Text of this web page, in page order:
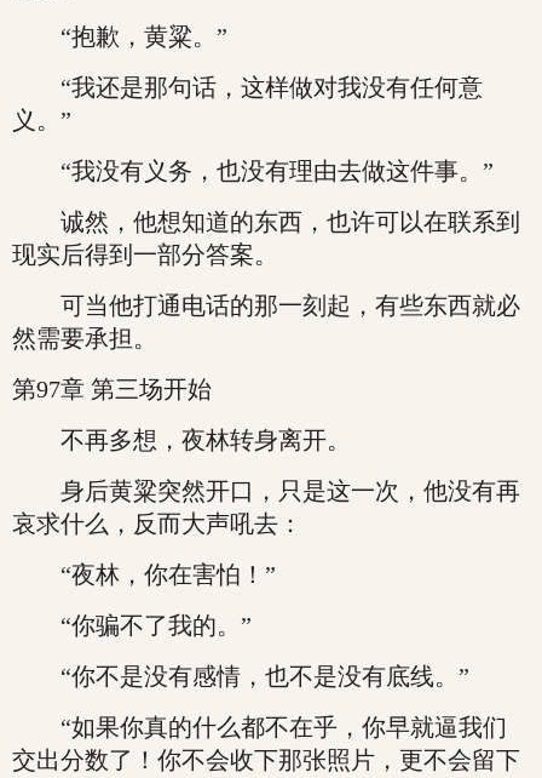
“抱歉，黄粱。”
“我还是那句话，这样做对我没有任何意
义。”
“我没有义务，也没有理由去做这件事。”
诚然，他想知道的东西，也许可以在联系到
现实后得到一部分答案。
可当他打通电话的那一刻起，有些东西就必
然需要承担。
第97章 第三场开始
不再多想，夜林转身离开。
身后黄粱突然开口，只是这一次，他没有再
哀求什么，反而大声吼去：
“夜林，你在害怕！”
“你骗不了我的。”
“你不是没有感情，也不是没有底线。”
“如果你真的什么都不在乎，你早就逼我们
交出分数了！你不会收下那张照片，更不会留下